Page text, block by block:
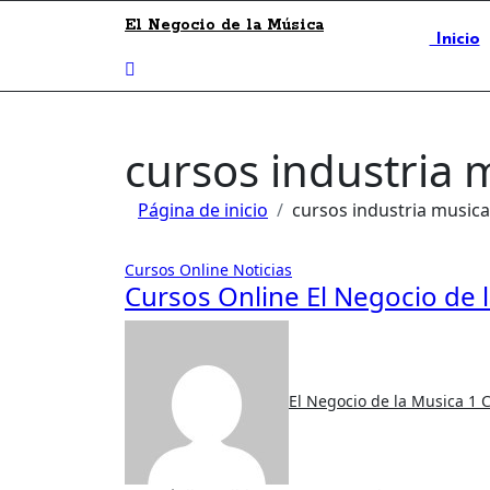
El Negocio de la Música
Inicio
cursos industria
Página de inicio cursos industria
Cursos Online Noticias
Cursos Online El Negocio de
El Negocio de la Musica 1